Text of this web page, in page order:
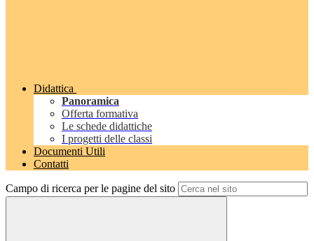
Didattica
Panoramica
Offerta formativa
Le schede didattiche
I progetti delle classi
Documenti Utili
Contatti
Campo di ricerca per le pagine del sito